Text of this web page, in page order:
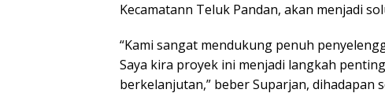
Kecamatann Teluk Pandan, akan menjadi
“Kami sangat mendukung penuh
Saya kira proyek ini menjadi langkah
berkelanjutan,” beber Suparjan, dihadapan